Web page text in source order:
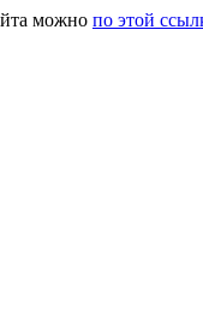
можно по этой